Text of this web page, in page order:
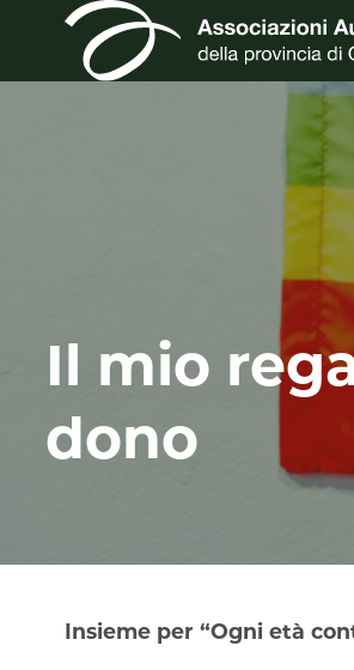
Il mio
dono
Insieme per “Ogni età